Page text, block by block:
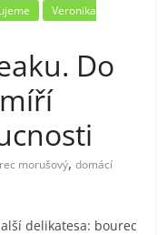
Veronika
Do
morušový,domácí
delikatesa: bourec